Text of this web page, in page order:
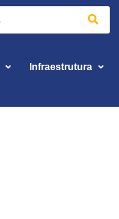
Infraestrutura